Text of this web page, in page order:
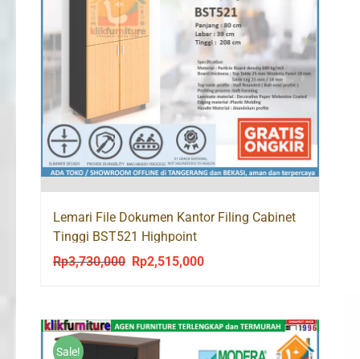
Lemari File Dokumen Kantor Filing Cabinet
Tinggi BST521 Highpoint
Rp3,730,000
Original
Rp3,730,000.
Rp2,515,000Current
Rp2,515,000.
Sale!